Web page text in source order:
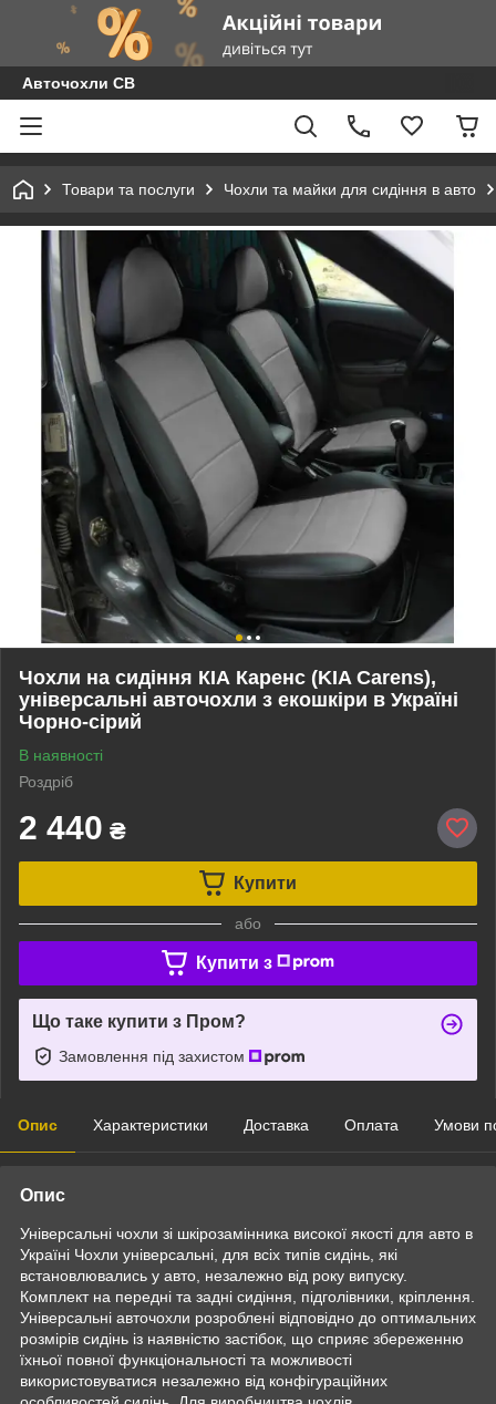
Авточохли СВ
Товари та послуги Чохли та майки для сидіння в авто
Чохли на сидіння КІА Каренс (KIA Carens),
універсальні авточохли з екошкіри в Україні
Чорно-сірий
В наявності
Роздріб
2 440 ₴
Купити
або
Купити з
Що таке купити з Пром?
Замовлення під захистом
Опис Характеристики Доставка Оплата Умови
Опис
Універсальні чохли зі шкірозамінника високої якості для авто в
Україні Чохли універсальні, для всіх типів сидінь, які
встановлювались у авто, незалежно від року випуску.
Комплект на передні та задні сидіння, підголівники, кріплення.
Універсальні авточохли розроблені відповідно до оптимальних
розмірів сидінь із наявністю застібок, що сприяє збереженню
їхньої повної функціональності та можливості
використовуватися незалежно від конфігураційних